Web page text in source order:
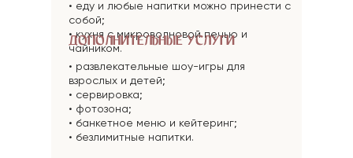
• еду и любые напитки можно принести с
собой;
• кухня с микроволновой печью и
чайником.
• развлекательные шоу-игры для
взрослых и детей;
• сервировка;
• фотозона;
• банкетное меню и кейтеринг;
• безлимитные напитки.
ДОПОЛНИТЕЛЬНЫЕ УСЛУГИ